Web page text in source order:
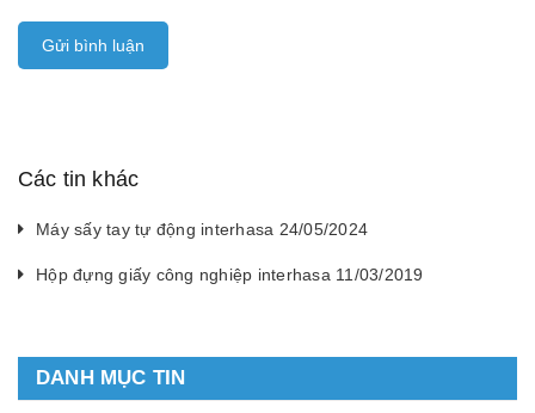
Gửi bình luận
Các tin khác
Máy sấy tay tự động interhasa 24/05/2024
Hộp đựng giấy công nghiệp interhasa 11/03/2019
DANH MỤC TIN